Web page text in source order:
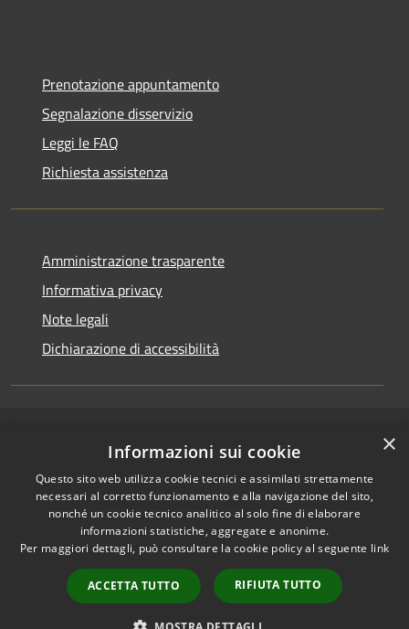
Prenotazione appuntamento
Segnalazione disservizio
Leggi le FAQ
Richiesta assistenza
Amministrazione trasparente
Informativa privacy
Note legali
Dichiarazione di accessibilità
Privacy
Cookie
Mappa del sito
Accesso Email ordinaria
Accesso PEC comunali
Accesso protocollo
Copyright © 2026 • Comune di
San Pietro a Maida • Powered
byMunicipium•Accesso
redazione
×
Informazioni sui cookie
Questo sito web utilizza cookie tecnici e assimilati strettamente
necessari al corretto funzionamento e alla navigazione del sito,
nonché un cookie tecnico analitico al solo fine di elaborare
informazioni statistiche, aggregate e anonime.
Per maggiori dettagli, può consultare la cookie policy al seguente link
ACCETTA TUTTO RIFIUTA TUTTO